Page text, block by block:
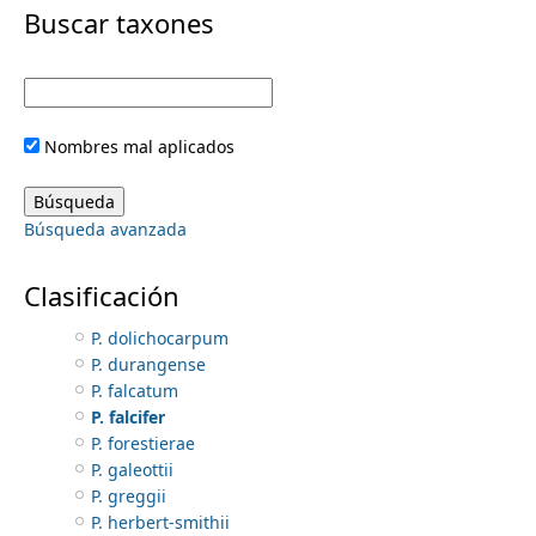
i
m
r
y
t
n
u
Buscar taxones
Nombres mal aplicados
Búsqueda avanzada
Clasificación
P. brachystachyum
P. brevifolium
P. carneum
P. chrysocladon
P. crassifolium
P. diguetii
P. dipterum
P. dolichocarpum
P. durangense
P. falcatum
P. falcifer
P. forestierae
P. galeottii
P. greggii
P. herbert-smithii